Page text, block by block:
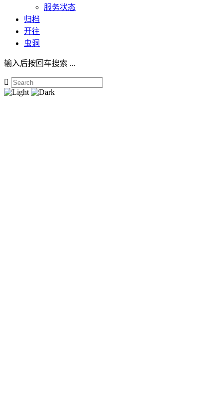
服务状态
归档
开往
虫洞
输入后按回车搜索 ...
